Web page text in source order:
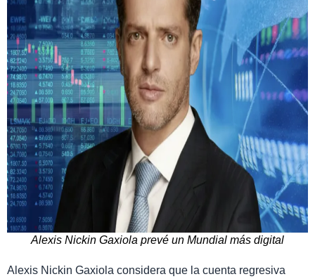
Alexis Nickin Gaxiola prevé un Mundial más digital
Alexis Nickin Gaxiola considera que la cuenta regresiva